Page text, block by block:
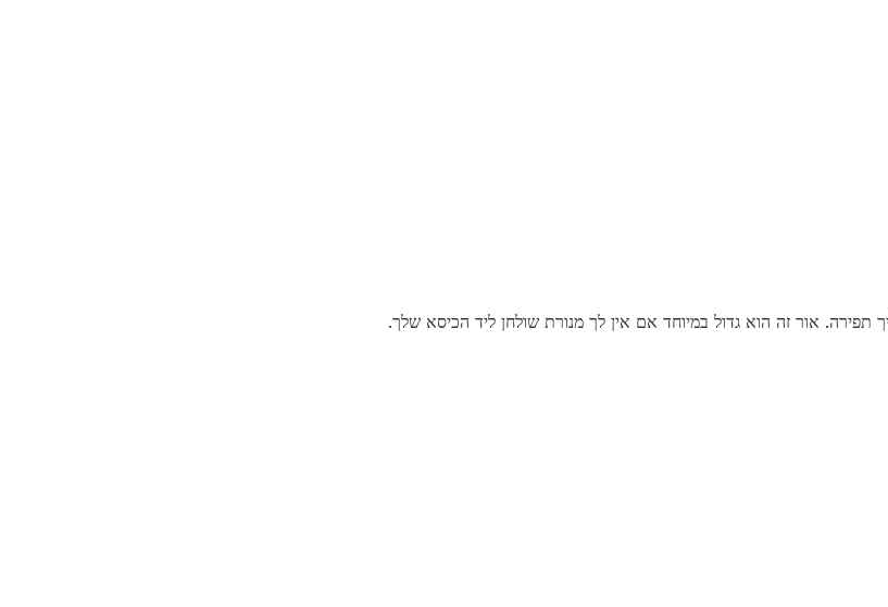
תפירה. אור זה הוא גדול במיוחד אם אין לך מנורת שולחן ליד הכיסא שלך.